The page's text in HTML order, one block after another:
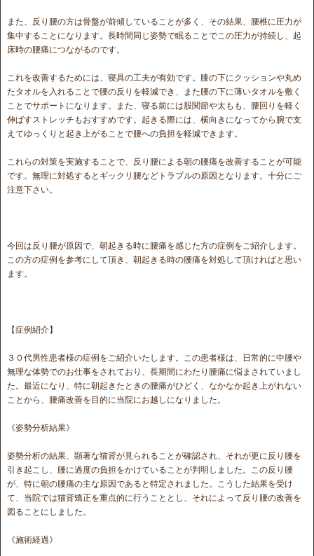
また、反り腰の方は骨盤が前傾していることが多く、その結果、腰椎に圧力が
集中することになります。長時間同じ姿勢で眠ることでこの圧力が持続し、起
床時の腰痛につながるのです。
これを改善するためには、寝具の工夫が有効です。膝の下にクッションや丸め
たタオルを入れることで腰の反りを軽減でき、また腰の下に薄いタオルを敷く
ことでサポートになります。また、寝る前には股関節や太もも、腰回りを軽く
伸ばすストレッチもおすすめです。起きる際には、横向きになってから腕で支
えてゆっくりと起き上がることで腰への負担を軽減できます。
これらの対策を実施することで、反り腰による朝の腰痛を改善することが可能
です。無理に対処するとギックリ腰などトラブルの原因となります。十分にご
注意下さい。
今回は反り腰が原因で、朝起きる時に腰痛を感じた方の症例をご紹介します。
この方の症例を参考にして頂き、朝起きる時の腰痛を対処して頂ければと思い
ます。
【症例紹介】
３０代男性患者様の症例をご紹介いたします。この患者様は、日常的に中腰や
無理な体勢でのお仕事をされており、長期間にわたり腰痛に悩まされていまし
た。最近になり、特に朝起きたときの腰痛がひどく、なかなか起き上がれない
ことから、腰痛改善を目的に当院にお越しになりました。
《姿勢分析結果》
姿勢分析の結果、顕著な猫背が見られることが確認され、それが更に反り腰を
引き起こし、腰に過度の負担をかけていることが判明しました。この反り腰
が、特に朝の腰痛の主な原因であると特定されました。こうした結果を受け
て、当院では猫背矯正を重点的に行うこととし、それによって反り腰の改善を
図ることにしました。
《施術経過》